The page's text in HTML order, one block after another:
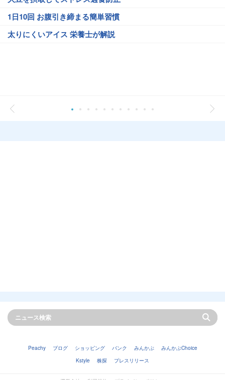
1日10回 お腹引き締まる簡単習慣
太りにくいアイス 栄養士が解説
Peachy ブログ ショッピング バンク みんかぶ
みんかぶChoice
Kstyle
株探 プレスリリース